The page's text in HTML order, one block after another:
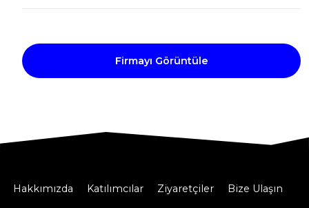
Firmayı Görüntüle
Hakkımızda Katılımcılar Ziyaretçiler Bize Ulaşın